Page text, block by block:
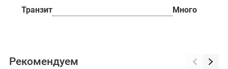
Транзит Много
Рекомендуем